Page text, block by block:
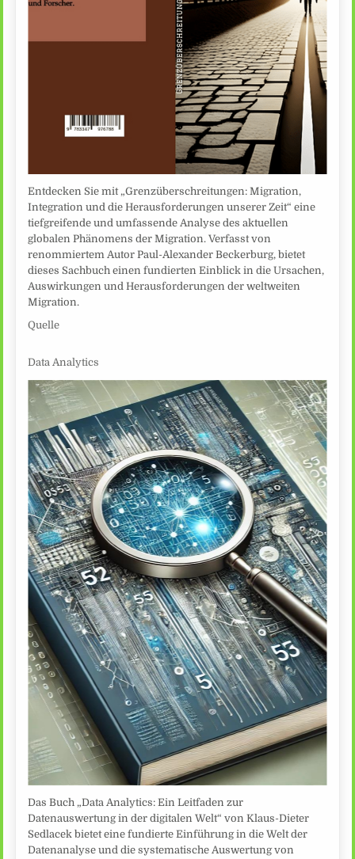
Entdecken Sie mit „Grenzüberschreitungen: Migration,
Integration und die Herausforderungen unserer Zeit“ eine
tiefgreifende und umfassende Analyse des aktuellen
globalen Phänomens der Migration. Verfasst von
renommiertem Autor Paul-Alexander Beckerburg, bietet
dieses Sachbuch einen fundierten Einblick in die Ursachen,
Auswirkungen und Herausforderungen der weltweiten
Migration.
Quelle
Data Analytics
Das Buch „Data Analytics: Ein Leitfaden zur
Datenauswertung in der digitalen Welt“ von Klaus-Dieter
Sedlacek bietet eine fundierte Einführung in die Welt der
Datenanalyse und die systematische Auswertung von